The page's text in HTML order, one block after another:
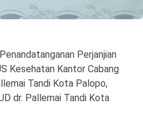
Perjanjian
Kesehatan Kantor Cabang
Tandi Kota Palopo,
dr. Pallemai Tandi Kota